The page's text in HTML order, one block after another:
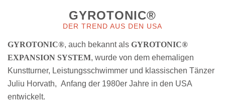
GYROTONIC®
DER TREND AUS DEN USA
GYROTONIC®, auch bekannt als GYROTONIC®
EXPANSION SYSTEM, wurde von dem ehemaligen
Kunstturner, Leistungsschwimmer und klassischen Tänzer
Juliu Horvath, Anfang der 1980er Jahre in den USA
entwickelt.